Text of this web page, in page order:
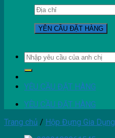
Tìm
kiếm:
YÊU CẦU ĐẶT HÀNG
YÊU CẦU ĐẶT HÀNG
Trang chủ / Hộp Đựng Gia Dụng